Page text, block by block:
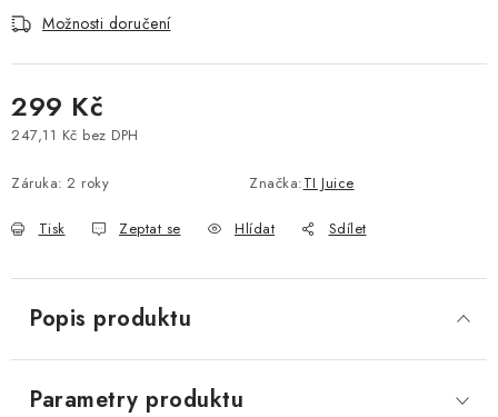
Možnosti doručení
299 Kč
247,11 Kč bez DPH
Záruka: 2 roky Značka:TI Juice
Tisk Zeptat se Hlídat Sdílet
Popis produktu
Parametry produktu